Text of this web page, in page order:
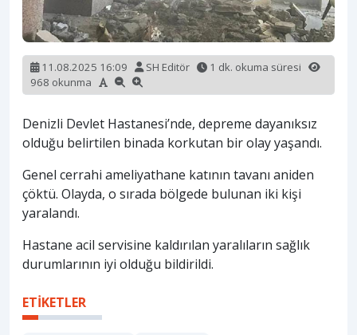
11.08.2025 16:09 SH Editör
1 dk. okuma süresi
968 okunma
Denizli Devlet Hastanesi’nde, depreme dayanıksız
olduğu belirtilen binada korkutan bir olay yaşandı.
Genel cerrahi ameliyathane katının tavanı aniden
çöktü. Olayda, o sırada bölgede bulunan iki kişi
yaralandı.
Hastane acil servisine kaldırılan yaralıların sağlık
durumlarının iyi olduğu bildirildi.
ETİKETLER